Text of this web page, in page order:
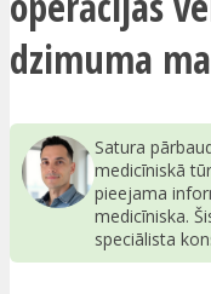
dzimuma
Satura
medicīniskā
pieejama
medicīniska.
speciālista